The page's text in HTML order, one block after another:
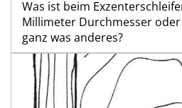
Was ist beim
Millimeter Durchmesser
ganz was anderes?